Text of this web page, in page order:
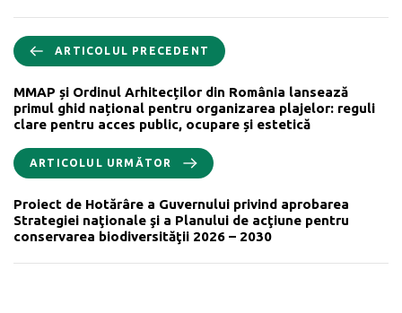
ARTICOLUL PRECEDENT
MMAP și Ordinul Arhitecților din România lansează
primul ghid național pentru organizarea plajelor: reguli
clare pentru acces public, ocupare și estetică
ARTICOLUL URMĂTOR
Proiect de Hotărâre a Guvernului privind aprobarea
Strategiei naţionale şi a Planului de acţiune pentru
conservarea biodiversităţii 2026 – 2030